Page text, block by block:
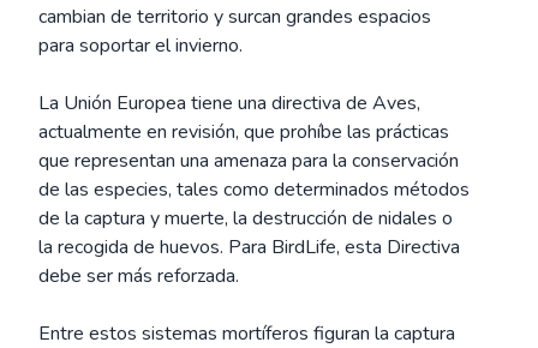
cambian de territorio y surcan grandes espacios
para soportar el invierno.
La Unión Europea tiene una directiva de Aves,
actualmente en revisión, que prohíbe las prácticas
que representan una amenaza para la conservación
de las especies, tales como determinados métodos
de la captura y muerte, la destrucción de nidales o
la recogida de huevos. Para BirdLife, esta Directiva
debe ser más reforzada.
Entre estos sistemas mortíferos figuran la captura